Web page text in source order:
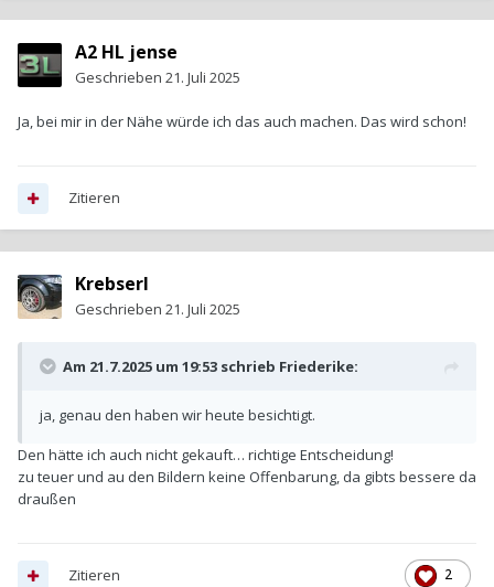
A2 HL jense
Geschrieben 21. Juli 2025
Ja, bei mir in der Nähe würde ich das auch machen. Das wird schon!
Zitieren
Krebserl
Geschrieben 21. Juli 2025
Am 21.7.2025 um 19:53 schrieb Friederike:
ja, genau den haben wir heute besichtigt.
Den hätte ich auch nicht gekauft… richtige Entscheidung!
zu teuer und au den Bildern keine Offenbarung, da gibts bessere da
draußen
2
Zitieren